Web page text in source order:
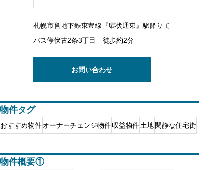
札幌市営地下鉄東豊線『環状通東』駅降りて
バス停伏古2条3丁目 徒歩約2分
お問い合わせ
物件タグ
おすすめ物件オーナーチェンジ物件収益物件土地閑静な住宅街
物件概要①